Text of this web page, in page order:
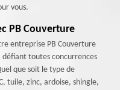
vous.
PB Couverture
entreprise PB Couverture
défiant toutes concurrences
que soit le type de
tuile, zinc, ardoise, shingle,